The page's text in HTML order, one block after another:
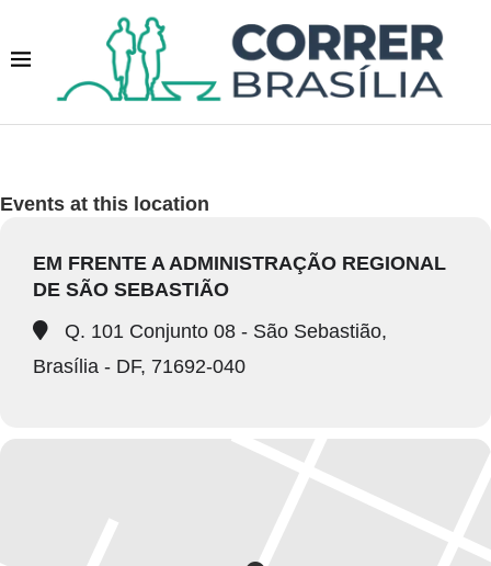
Events at this location
EM FRENTE A ADMINISTRAÇÃO REGIONAL
DE SÃO SEBASTIÃO
Q. 101 Conjunto 08 - São Sebastião,
Brasília - DF, 71692-040